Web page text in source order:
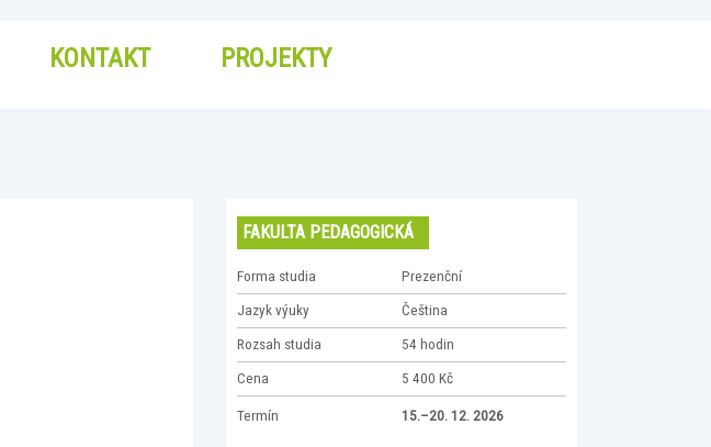
KONTAKT PROJEKTY
FAKULTA PEDAGOGICKÁ
Forma studia Prezenční
Jazyk výuky Čeština
Rozsah studia 54 hodin
Cena 5 400 Kč
Termín 15.–20. 12. 2026